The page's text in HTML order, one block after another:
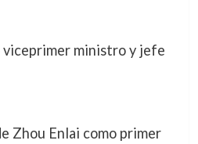
viceprimer ministro y jefe
Zhou Enlai como primer